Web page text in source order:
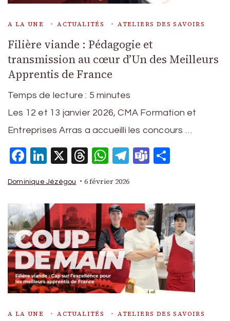
A LA UNE ACTUALITÉS ATELIERS DES SAVOIRS
Filière viande : Pédagogie et
transmission au cœur d’Un des Meilleurs
Apprentis de France
Temps de lecture : 5 minutes
Les 12 et 13 janvier 2026, CMA Formation et
Entreprises Arras a accueilli les concours …
Facebook
LinkedIn
X Threads
WhatsApp
Telegram
Teams
Dominique Jézégou 6 février 2026
A LA UNE ACTUALITÉS ATELIERS DES SAVOIRS